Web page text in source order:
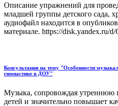
Описание упражнений для
младшей группы детского сада,
аудиофайл находится в
материале. https://disk.yandex.ru/
Консультация на тему "Особенности
гимнастике в ДОУ"
Музыка, сопровождая утреннюю
детей и значительно повышает